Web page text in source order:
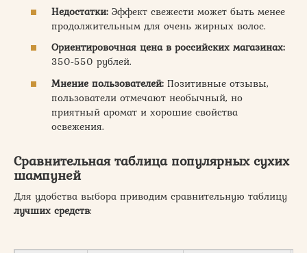
Недостатки: Эффект свежести может быть менее
продолжительным для очень жирных волос.
Ориентировочная цена в российских магазинах:
350-550 рублей.
Мнение пользователей: Позитивные отзывы,
пользователи отмечают необычный, но
приятный аромат и хорошие свойства
освежения.
Сравнительная таблица популярных сухих
шампуней
Для удобства выбора приводим сравнительную таблицу
лучших средств: